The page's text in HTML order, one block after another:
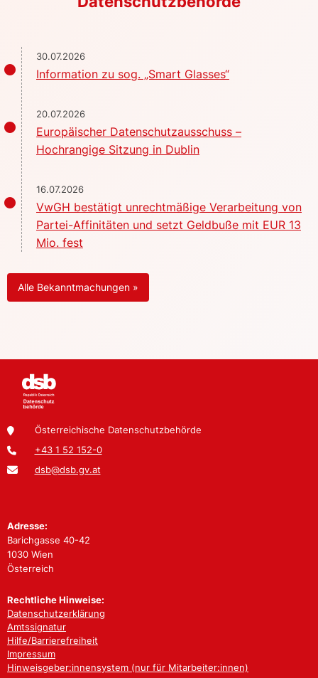
30.07.2026
Information zu sog. „Smart Glasses“
20.07.2026
Europäischer Datenschutzausschuss –
Hochrangige Sitzung in Dublin
16.07.2026
VwGH bestätigt unrechtmäßige Verarbeitung von
Partei-Affinitäten und setzt Geldbuße mit EUR 13
Mio. fest
Alle Bekanntmachungen »
Österreichische Datenschutzbehörde
+43 1 52 152-0
dsb@dsb.gv.at
Adresse:
Barichgasse 40-42
1030 Wien
Österreich
Rechtliche Hinweise:
Datenschutzerklärung
Amtssignatur
Hilfe/Barrierefreiheit
Impressum
Hinweisgeber:innensystem (nur für Mitarbeiter:innen)